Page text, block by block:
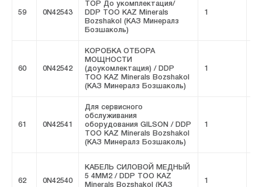
59 0N42543
TOP До укомплектация/
DDP ТОО KAZ Minerals
Bozshakol (КАЗ Минералз
Бозшаколь)
1
60 0N42542
КОРОБКА ОТБОРА
МОЩНОСТИ
(доукомлектация) / DDP
ТОО KAZ Minerals Bozshakol
(КАЗ Минералз Бозшаколь)
1
61 0N42541
Для сервисного
обслуживания
оборудования GILSON / DDP
ТОО KAZ Minerals Bozshakol
(КАЗ Минералз Бозшаколь)
1
62 0N42540
КАБЕЛЬ СИЛОВОЙ МЕДНЫЙ
5 4MM2 / DDP ТОО KAZ
Minerals Bozshakol (КАЗ
1